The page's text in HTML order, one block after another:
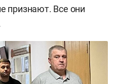
признают. Все они